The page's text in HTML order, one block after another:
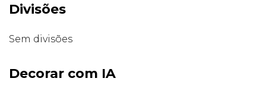
Divisões
Sem divisões
Decorar com IA